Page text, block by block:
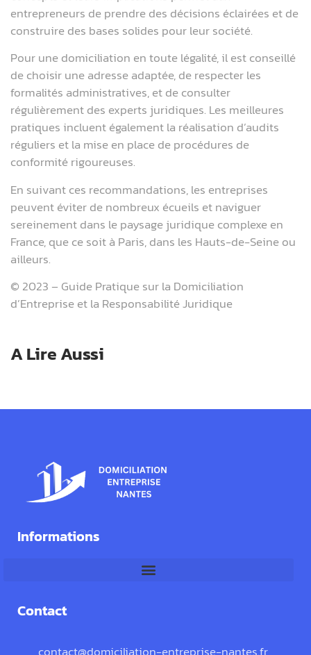
entrepreneurs de prendre des décisions éclairées et de
construire des bases solides pour leur société.
Pour une domiciliation en toute légalité, il est conseillé
de choisir une adresse adaptée, de respecter les
formalités administratives, et de consulter
régulièrement des experts juridiques. Les meilleures
pratiques incluent également la réalisation d’audits
réguliers et la mise en place de procédures de
conformité rigoureuses.
En suivant ces recommandations, les entreprises
peuvent éviter de nombreux écueils et naviguer
sereinement dans le paysage juridique complexe en
France, que ce soit à Paris, dans les Hauts-de-Seine ou
ailleurs.
© 2023 – Guide Pratique sur la Domiciliation
d’Entreprise et la Responsabilité Juridique
A Lire Aussi
Informations
Contact